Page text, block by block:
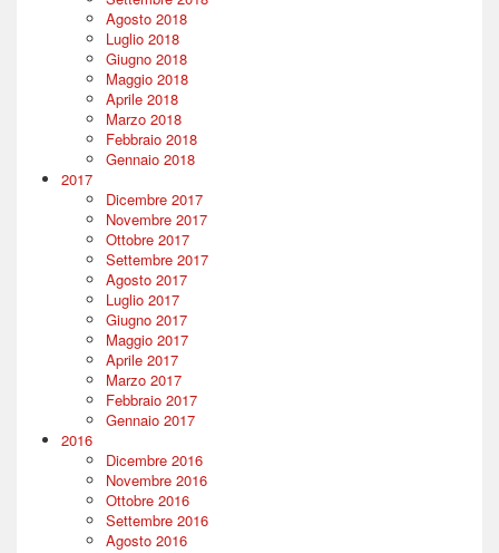
Agosto 2018
Luglio 2018
Giugno 2018
Maggio 2018
Aprile 2018
Marzo 2018
Febbraio 2018
Gennaio 2018
2017
Dicembre 2017
Novembre 2017
Ottobre 2017
Settembre 2017
Agosto 2017
Luglio 2017
Giugno 2017
Maggio 2017
Aprile 2017
Marzo 2017
Febbraio 2017
Gennaio 2017
2016
Dicembre 2016
Novembre 2016
Ottobre 2016
Settembre 2016
Agosto 2016